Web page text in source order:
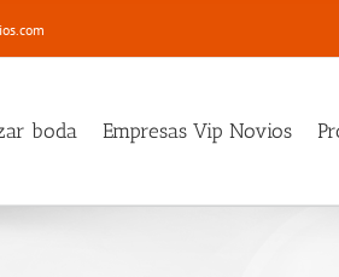
boda Empresas Vip Novios